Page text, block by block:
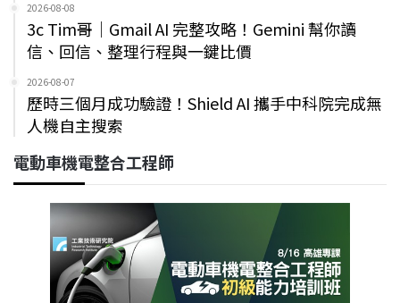
2026-08-08
3c Tim哥｜Gmail AI 完整攻略！Gemini 幫你讀
信、回信、整理行程與一鍵比價
2026-08-07
歷時三個月成功驗證！Shield AI 攜手中科院完成無
人機自主搜索
電動車機電整合工程師